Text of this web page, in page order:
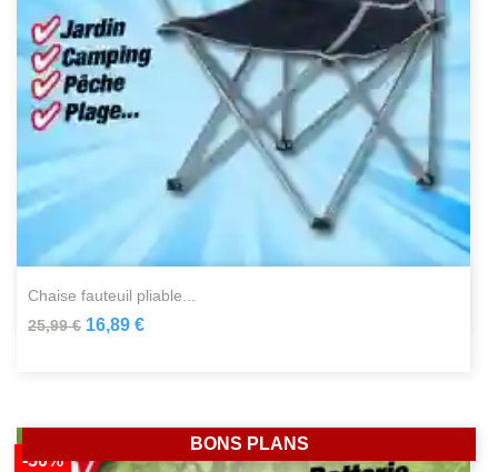
chaise fauteuil pliable...
25,99 € 16,89 €
-50%
BONS PLANS